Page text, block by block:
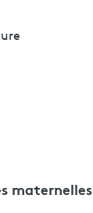
maternelles